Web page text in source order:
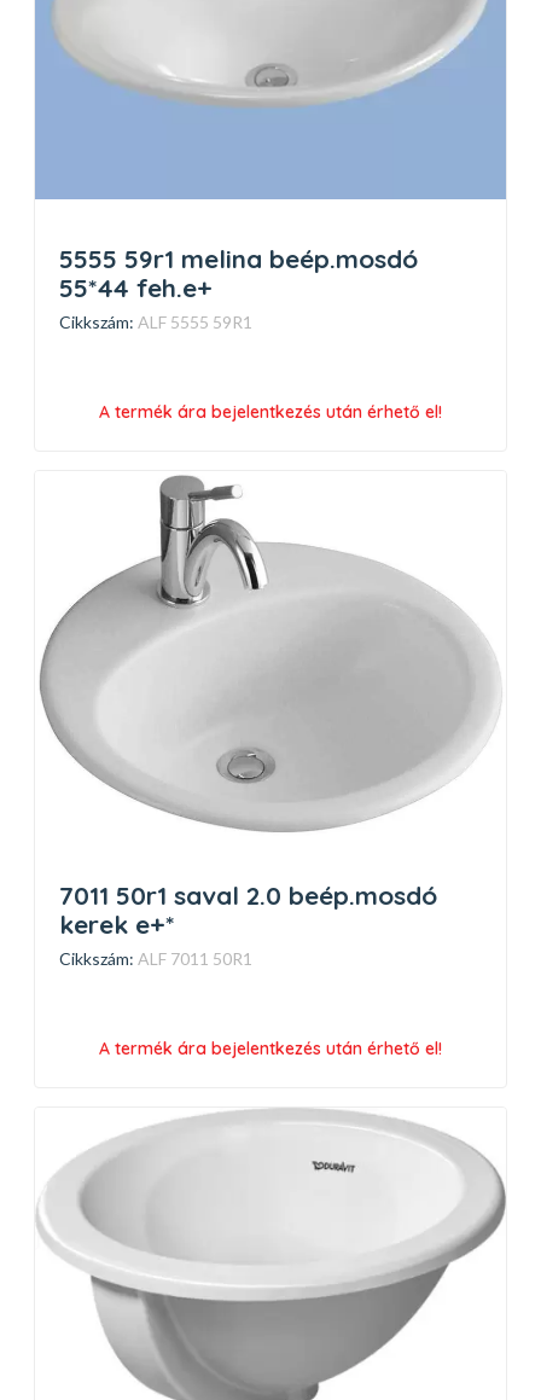
5555 59r1 melina beép.mosdó
55*44 feh.e+
Cikkszám: ALF 5555 59R1
A termék ára bejelentkezés után érhető el!
7011 50r1 saval 2.0 beép.mosdó
kerek e+*
Cikkszám: ALF 7011 50R1
A termék ára bejelentkezés után érhető el!